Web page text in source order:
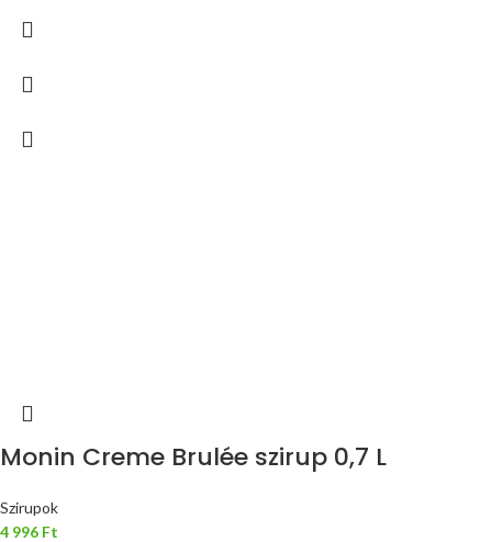
Monin Creme Brulée szirup 0,7 L
Szirupok
4 996 Ft